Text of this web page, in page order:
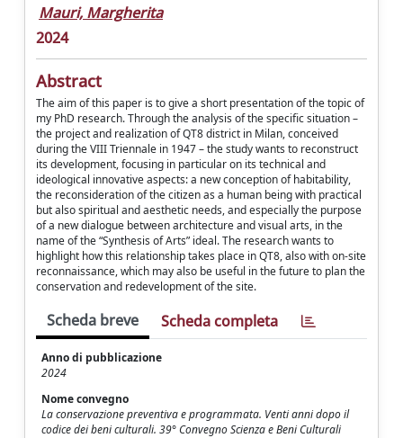
Mauri, Margherita
2024
Abstract
The aim of this paper is to give a short presentation of the topic of
my PhD research. Through the analysis of the specific situation –
the project and realization of QT8 district in Milan, conceived
during the VIII Triennale in 1947 – the study wants to reconstruct
its development, focusing in particular on its technical and
ideological innovative aspects: a new conception of habitability,
the reconsideration of the citizen as a human being with practical
but also spiritual and aesthetic needs, and especially the purpose
of a new dialogue between architecture and visual arts, in the
name of the “Synthesis of Arts” ideal. The research wants to
highlight how this relationship takes place in QT8, also with on-site
reconnaissance, which may also be useful in the future to plan the
conservation and redevelopment of the site.
Scheda breve Scheda completa
Anno di pubblicazione
2024
Nome convegno
La conservazione preventiva e programmata. Venti anni dopo il
codice dei beni culturali. 39° Convegno Scienza e Beni Culturali